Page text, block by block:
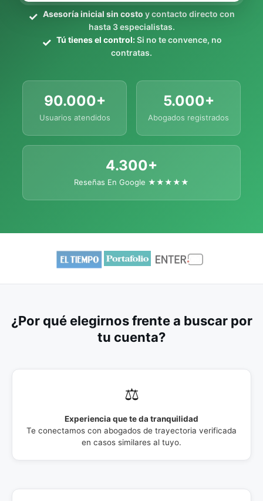
Asesoría inicial sin costo y contacto directo con
hasta 3 especialistas.
Tú tienes el control:Si no te convence, no
contratas.
90.000+
Usuarios atendidos
5.000+
Abogados registrados
4.300+
Reseñas En Google ★★★★★
¿Por qué elegirnos frente a buscar por
tu cuenta?
⚖️
Experiencia que te da tranquilidad
Te conectamos con abogados de trayectoria verificada
en casos similares al tuyo.